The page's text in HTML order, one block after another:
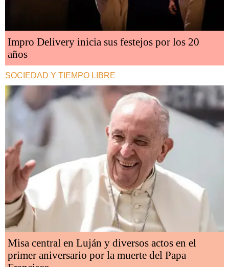
Impro Delivery inicia sus festejos por los 20
años
SOCIEDAD Y TIEMPO LIBRE
Misa central en Luján y diversos actos en el
primer aniversario por la muerte del Papa